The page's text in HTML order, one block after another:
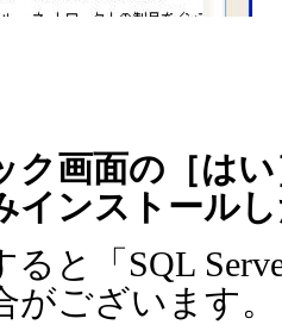
ク画面の［は
インストール
ると「 SQL
がございます。